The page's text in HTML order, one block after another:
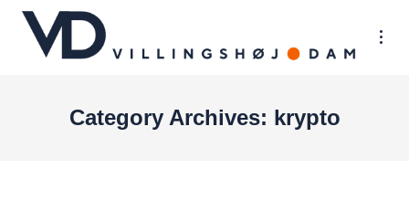
Category Archives: krypto